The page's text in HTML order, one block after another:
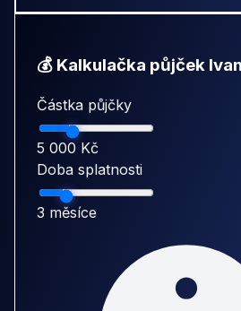
💰 Kalkulačka půjček
Částka půjčky
5 000 Kč
Doba splatnosti
3 měsíce